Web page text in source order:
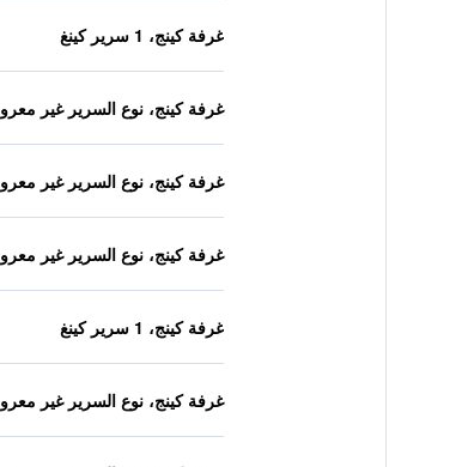
غرفة كينج، 1 سرير كينغ
غرفة كينج، نوع السرير غير
غرفة كينج، نوع السرير غير
غرفة كينج، نوع السرير غير
غرفة كينج، 1 سرير كينغ
غرفة كينج، نوع السرير غير